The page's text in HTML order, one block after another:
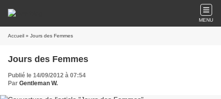
MENU
Accueil » Jours des Femmes
Jours des Femmes
Publié le 14/09/2012 à 07:54
Par Gentleman W.